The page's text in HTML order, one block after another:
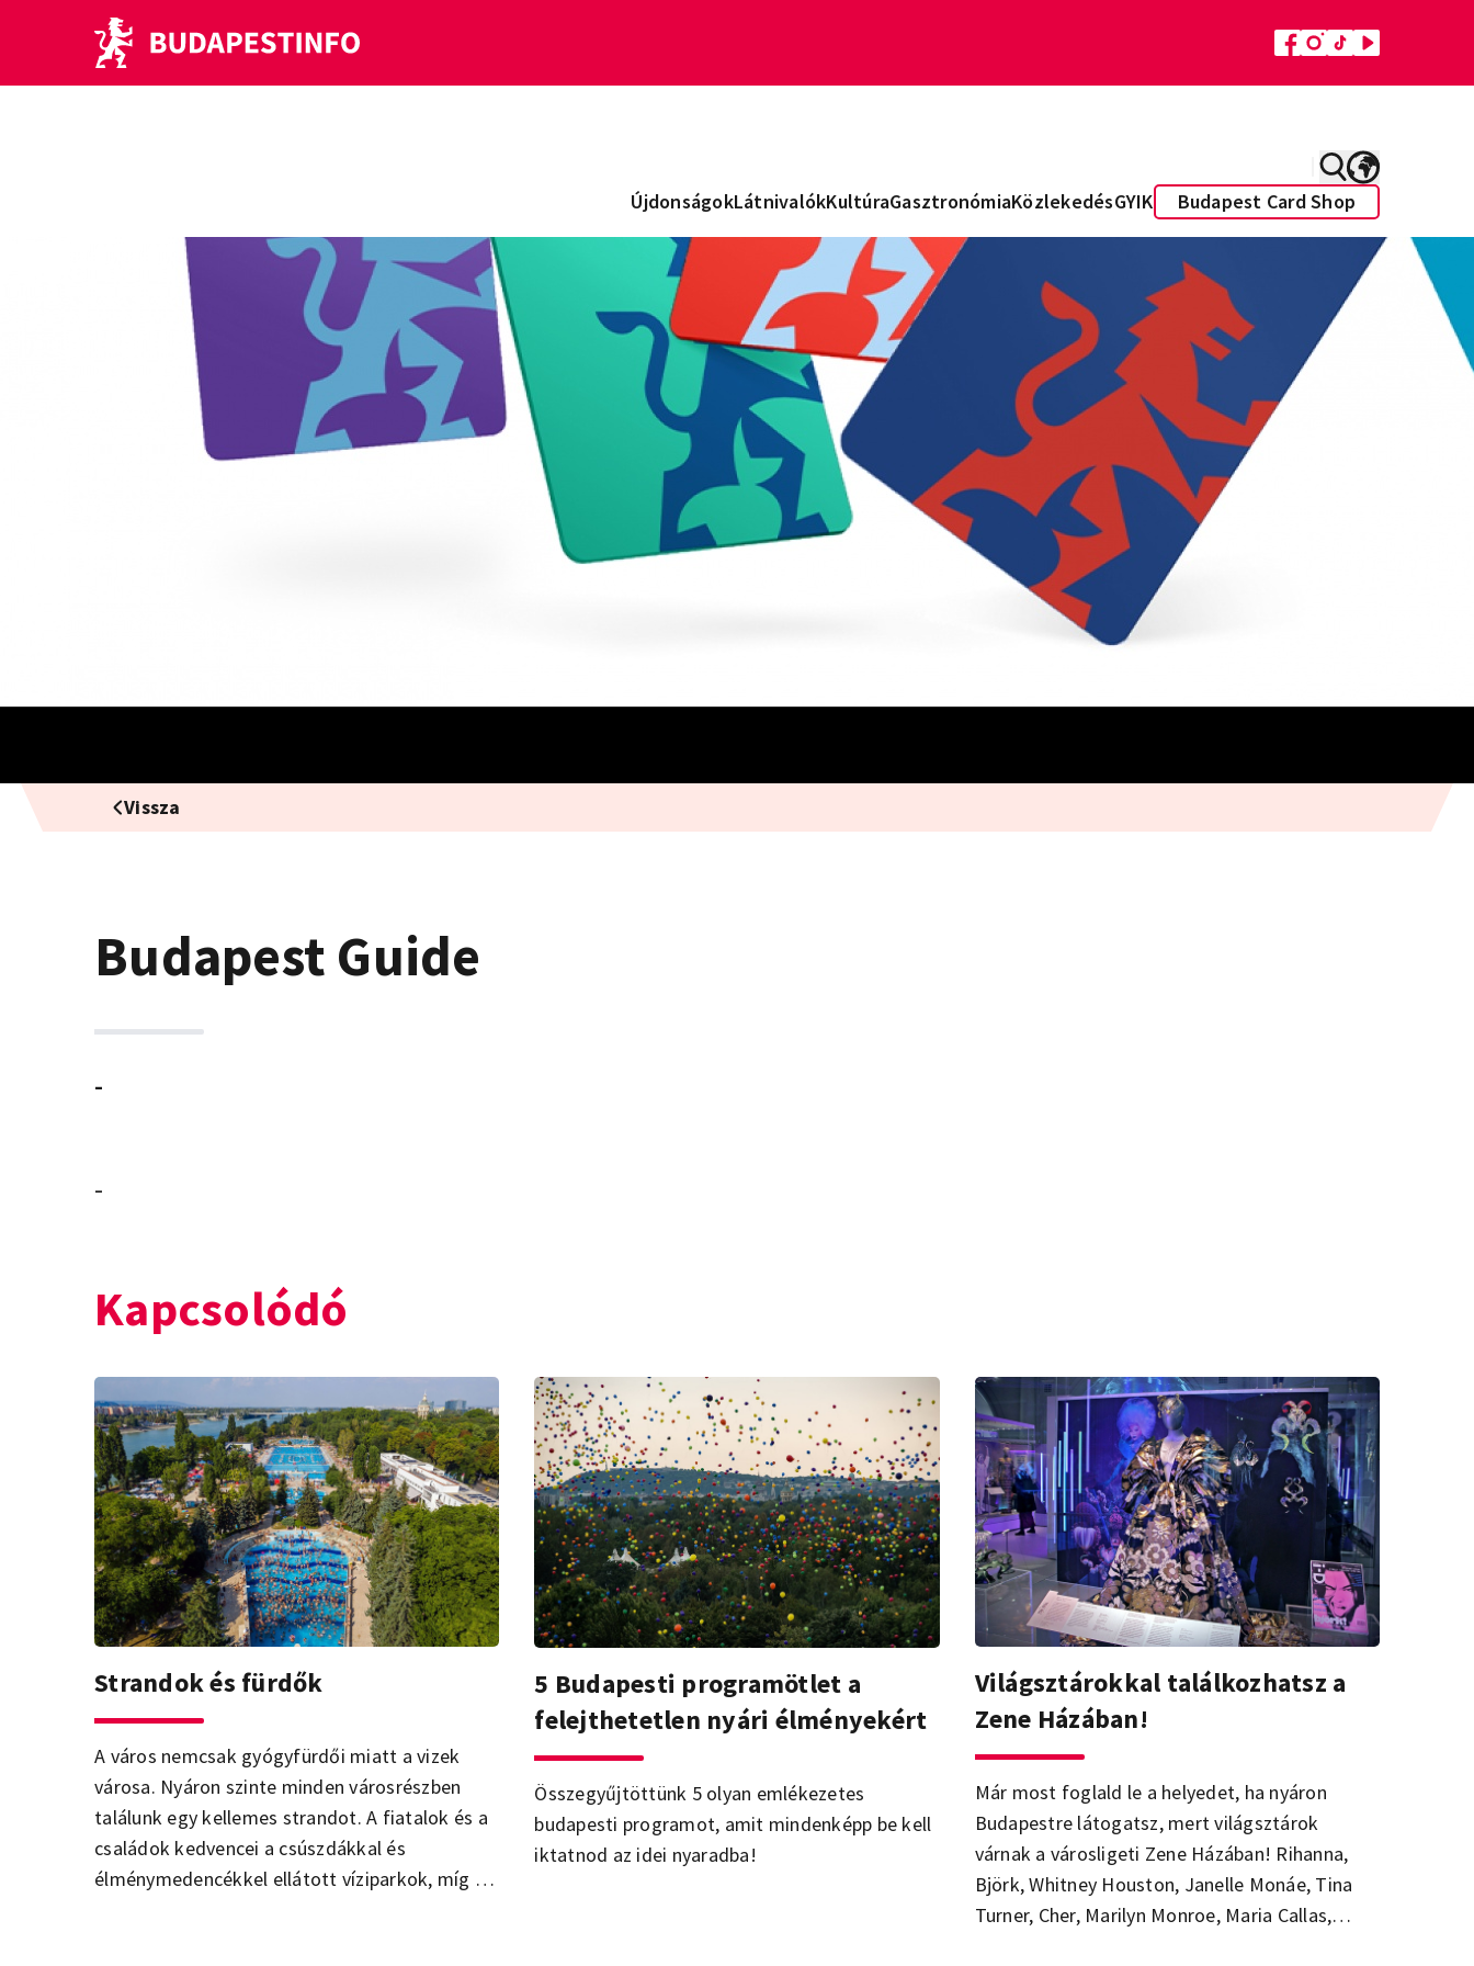
ÚjdonságokLátnivalókKultúraGasztronómiaKözlekedésGYIK Budapest Card Shop
Vissza
Budapest Guide
-
-
Kapcsolódó
Strandok és fürdők
A város nemcsak gyógyfürdői miatt a vizek
városa. Nyáron szinte minden városrészben
találunk egy kellemes strandot. A fiatalok és a
családok kedvencei a csúszdákkal és
élménymedencékkel ellátott víziparkok, míg a
5 Budapesti programötlet a
felejthetetlen nyári élményekért
Összegyűjtöttünk 5 olyan emlékezetes
budapesti programot, amit mindenképp be kell
iktatnod az idei nyaradba!
Világsztárokkal találkozhatsz a
Zene Házában!
Már most foglald le a helyedet, ha nyáron
Budapestre látogatsz, mert világsztárok
várnak a városligeti Zene Házában! Rihanna,
Björk, Whitney Houston, Janelle Monáe, Tina
Turner, Cher, Marilyn Monroe, Maria Callas,